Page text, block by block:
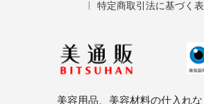
特定商取引法に基づく
美容用品、美容材料の仕入れ